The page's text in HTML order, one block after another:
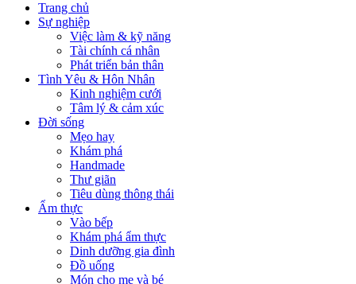
Trang chủ
Sự nghiệp
Việc làm & kỹ năng
Tài chính cá nhân
Phát triển bản thân
Tình Yêu & Hôn Nhân
Kinh nghiệm cưới
Tâm lý & cảm xúc
Đời sống
Mẹo hay
Khám phá
Handmade
Thư giãn
Tiêu dùng thông thái
Ẩm thực
Vào bếp
Khám phá ẩm thực
Dinh dưỡng gia đình
Đồ uống
Món cho mẹ và bé